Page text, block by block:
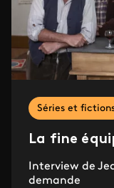
Séries et
La fine
Interview de
demande